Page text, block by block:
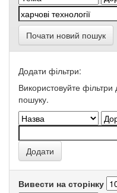
Почати новий пошук
Додати фільтри:
Використовуйте фільтри
пошуку.
Вивести на сторінку